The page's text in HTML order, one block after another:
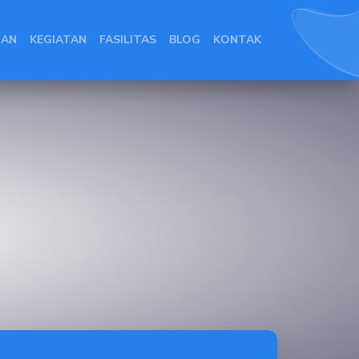
KEGIATAN FASILITAS BLOG KONTAK